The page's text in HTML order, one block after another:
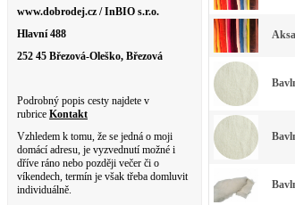
www.dobrodej.cz / InBIO s.r.o.
Hlavní 488
252 45 Březová-Oleško, Březová
Podrobný popis cesty najdete v
rubrice Kontakt
Vzhledem k tomu, že se jedná o moji
domácí adresu, je vyzvednutí možné i
dříve ráno nebo později večer či o
víkendech, termín je však třeba domluvit
individuálně.